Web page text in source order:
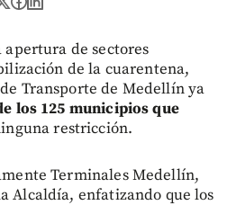
de sectores
de la cuarentena,
Transporte de Medellín ya
los 125 municipiosque
restricción.
Terminales Medellín,
Alcaldía, enfatizando que los